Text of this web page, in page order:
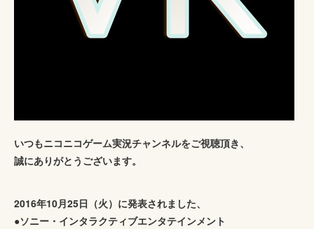
いつもニコニコゲーム実況チャンネルをご視聴頂き、
誠にありがとうございます。
2016年10月25日（火）に発表されました、
●ソニー・インタラクティブエンタテインメント